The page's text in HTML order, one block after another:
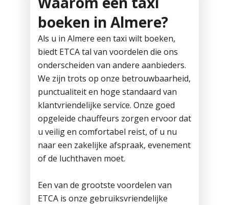
boeken in Almere?
Als u in Almere een taxi wilt boeken,
biedt ETCA tal van voordelen die ons
onderscheiden van andere aanbieders.
We zijn trots op onze betrouwbaarheid,
punctualiteit en hoge standaard van
klantvriendelijke service. Onze goed
opgeleide chauffeurs zorgen ervoor dat
u veilig en comfortabel reist, of u nu
naar een zakelijke afspraak, evenement
of de luchthaven moet.
Een van de grootste voordelen van
ETCA is onze gebruiksvriendelijke